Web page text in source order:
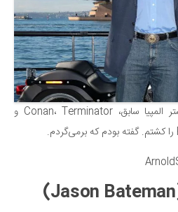
مستر المپیا سابق، Conan، Terminator و